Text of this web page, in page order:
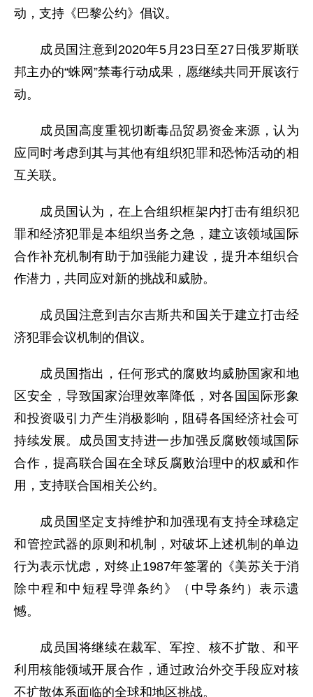
动，支持《巴黎公约》倡议。
成员国注意到2020年5月23日至27日俄罗斯联
邦主办的“蛛网”禁毒行动成果，愿继续共同开展该行
动。
成员国高度重视切断毒品贸易资金来源，认为
应同时考虑到其与其他有组织犯罪和恐怖活动的相
互关联。
成员国认为，在上合组织框架内打击有组织犯
罪和经济犯罪是本组织当务之急，建立该领域国际
合作补充机制有助于加强能力建设，提升本组织合
作潜力，共同应对新的挑战和威胁。
成员国注意到吉尔吉斯共和国关于建立打击经
济犯罪会议机制的倡议。
成员国指出，任何形式的腐败均威胁国家和地
区安全，导致国家治理效率降低，对各国国际形象
和投资吸引力产生消极影响，阻碍各国经济社会可
持续发展。成员国支持进一步加强反腐败领域国际
合作，提高联合国在全球反腐败治理中的权威和作
用，支持联合国相关公约。
成员国坚定支持维护和加强现有支持全球稳定
和管控武器的原则和机制，对破坏上述机制的单边
行为表示忧虑，对终止1987年签署的《美苏关于消
除中程和中短程导弹条约》（中导条约）表示遗
憾。
成员国将继续在裁军、军控、核不扩散、和平
利用核能领域开展合作，通过政治外交手段应对核
不扩散体系面临的全球和地区挑战。